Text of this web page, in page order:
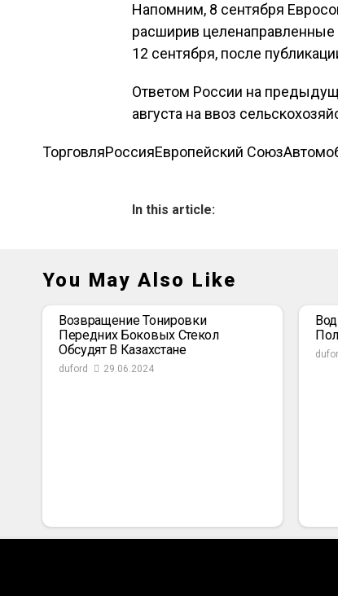
Напомним, 8 сентября
расширив целенаправленные
12 сентября, после
Ответом России на
августа на ввоз
ТорговляРоссияЕвропейский Союз
In this article:
You May Also Like
Возвращение Тонировки
Передних Боковых Стекол
Обсудят В Казахстане
duford 29.06.2024